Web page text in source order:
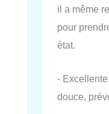
il a même
pour
état.
-
douce,